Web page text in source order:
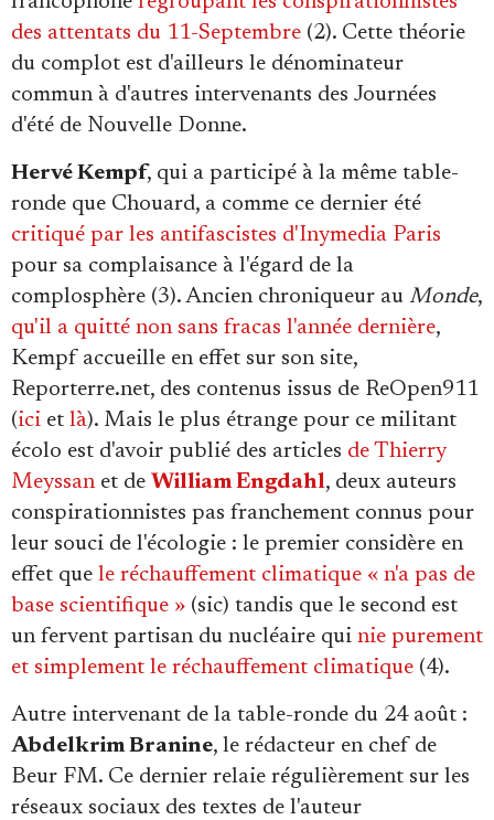
des attentats du 11-Septembre (2). Cette théorie
du complot est d'ailleurs le dénominateur
commun à d'autres intervenants des Journées
d'été de Nouvelle Donne.
Hervé Kempf, qui a participé à la même table-
ronde que Chouard, a comme ce dernier été
critiqué par les antifascistes d'Inymedia Paris
pour sa complaisance à l'égard de la
complosphère (3). Ancien chroniqueur au Monde,
qu'il a quitté non sans fracas l'année dernière,
Kempf accueille en effet sur son site,
Reporterre.net, des contenus issus de ReOpen911
(ici et là). Mais le plus étrange pour ce militant
écolo est d'avoir publié des articles de Thierry
Meyssanet de William Engdahl, deux auteurs
conspirationnistes pas franchement connus pour
leur souci de l'écologie : le premier considère en
effet que le réchauffement climatique « n'a pas de
base scientifique » (sic) tandis que le second est
un fervent partisan du nucléaire qui nie purement
et simplement le réchauffement climatique (4).
Autre intervenant de la table-ronde du 24 août :
Abdelkrim Branine, le rédacteur en chef de
Beur FM. Ce dernier relaie régulièrement sur les
réseaux sociaux des textes de l'auteur